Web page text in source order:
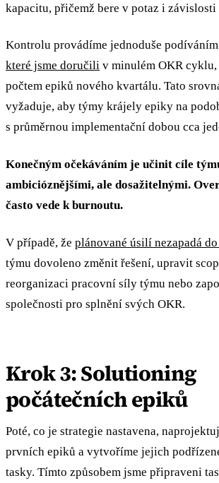
kapacitu, přičemž bere v potaz i
Kontrolu provádíme jednoduše podíváním
které jsme doručili v minulém OKR cyklu,
počtem epiků nového kvartálu. Tato
vyžaduje, aby týmy krájely epiky na
s průměrnou implementační dobou cca
Konečným očekáváním je učinit cíle
ambicióznějšími, ale dosažitelnými.
často vede k burnoutu.
V případě, že plánované úsilí nezapadá
týmu dovoleno změnit řešení, upravit
reorganizaci pracovní síly týmu nebo
společnosti pro splnění svých OKR.
Krok 3: Solutioning
počátečních epiků
Poté, co je strategie nastavena,
prvních epiků a vytvoříme jejich
tasky. Tímto způsobem jsme připraveni